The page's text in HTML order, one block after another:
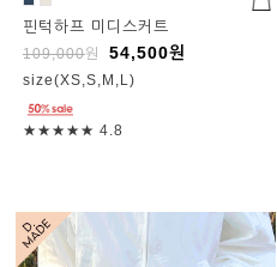
핀턱하프 미디스커트
109,000원 54,500원
size(XS,S,M,L)
★★★★★ 4.8